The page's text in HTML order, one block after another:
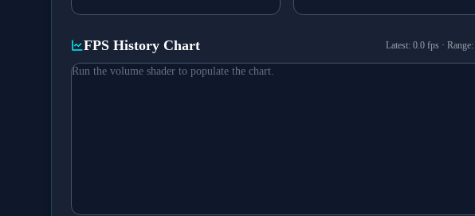
FPS History Chart Latest: 0.0 fps · Range:
Run the volume shader to populate the chart.